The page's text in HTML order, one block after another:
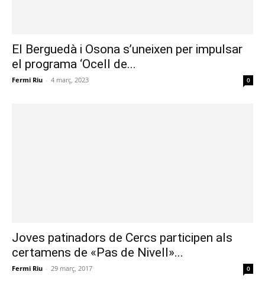
El Berguedà i Osona s’uneixen per impulsar
el programa ‘Ocell de...
Fermi Riu - 4 març, 2023 0
Joves patinadors de Cercs participen als
certamens de «Pas de Nivell»...
Fermi Riu - 29 març, 2017 0